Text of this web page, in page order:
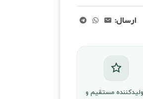
ارسال:
مستقیم و